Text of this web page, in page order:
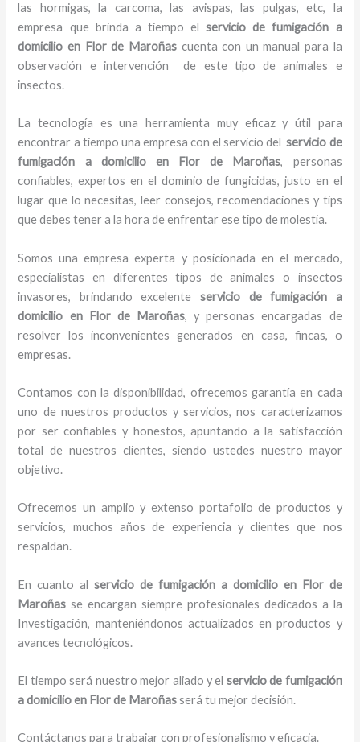
las hormigas, la carcoma, las avispas, las pulgas, etc, la
empresa que brinda a tiempo elservicio de fumigación a
domicilio en Flor de Maroñascuenta con un manual para la
observación e intervención de este tipo de animales e
insectos.
La tecnología es una herramienta muy eficaz y útil para
encontrar a tiempo una empresa con el servicio delservicio de
fumigación a domicilio en Flor de Maroñas, personas
confiables, expertos en el dominio de fungicidas, justo en el
lugar que lo necesitas, leer consejos, recomendaciones y tips
que debes tener a la hora de enfrentar ese tipo de molestia.
Somos una empresa experta y posicionada en el mercado,
especialistas en diferentes tipos de animales o insectos
invasores, brindando excelente servicio de fumigación a
domicilio en Flor de Maroñas, y personas encargadas de
resolver los inconvenientes generados en casa, fincas, o
empresas.
Contamos con la disponibilidad, ofrecemos garantía en cada
uno de nuestros productos y servicios, nos caracterizamos
por ser confiables y honestos, apuntando a la satisfacción
total de nuestros clientes, siendo ustedes nuestro mayor
objetivo.
Ofrecemos un amplio y extenso portafolio de productos y
servicios, muchos años de experiencia y clientes que nos
respaldan.
En cuanto alservicio de fumigación a domicilioen Flor de
Maroñasse encargan siempre profesionales dedicados a la
Investigación, manteniéndonos actualizados en productos y
avances tecnológicos.
El tiempo será nuestro mejor aliado y el servicio de fumigación
a domicilioen Flor de Maroñasserá tu mejor decisión.
Contáctanos para trabajar con profesionalismo y eficacia.